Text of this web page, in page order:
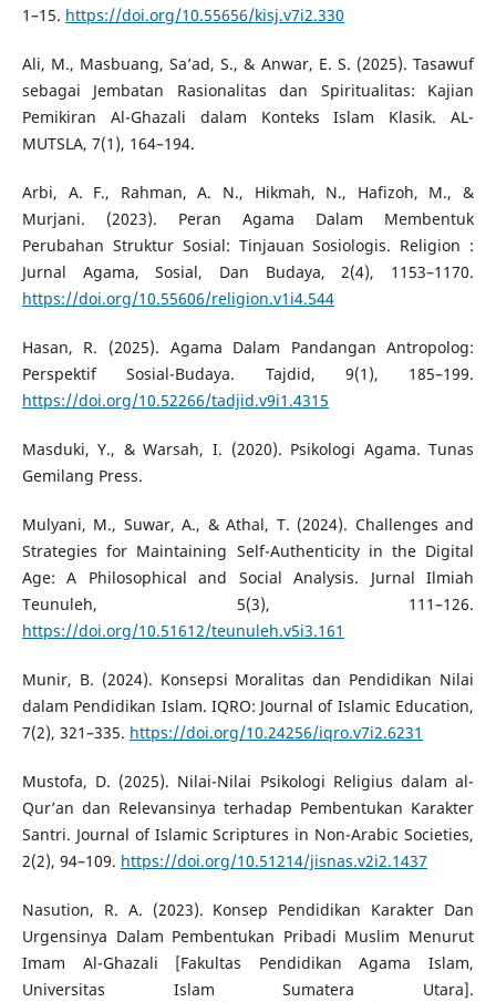
1–15. https://doi.org/10.55656/kisj.v7i2.330
Ali, M., Masbuang, Sa’ad, S., & Anwar, E. S. (2025). Tasawuf
sebagai Jembatan Rasionalitas dan Spiritualitas: Kajian
Pemikiran Al-Ghazali dalam Konteks Islam Klasik. AL-
MUTSLA, 7(1), 164–194.
Arbi, A. F., Rahman, A. N., Hikmah, N., Hafizoh, M., &
Murjani. (2023). Peran Agama Dalam Membentuk
Perubahan Struktur Sosial: Tinjauan Sosiologis. Religion :
Jurnal Agama, Sosial, Dan Budaya, 2(4), 1153–1170.
https://doi.org/10.55606/religion.v1i4.544
Hasan, R. (2025). Agama Dalam Pandangan Antropolog:
Perspektif Sosial-Budaya. Tajdid, 9(1), 185–199.
https://doi.org/10.52266/tadjid.v9i1.4315
Masduki, Y., & Warsah, I. (2020). Psikologi Agama. Tunas
Gemilang Press.
Mulyani, M., Suwar, A., & Athal, T. (2024). Challenges and
Strategies for Maintaining Self-Authenticity in the Digital
Age: A Philosophical and Social Analysis. Jurnal Ilmiah
Teunuleh, 5(3), 111–126.
https://doi.org/10.51612/teunuleh.v5i3.161
Munir, B. (2024). Konsepsi Moralitas dan Pendidikan Nilai
dalam Pendidikan Islam. IQRO: Journal of Islamic Education,
7(2), 321–335. https://doi.org/10.24256/iqro.v7i2.6231
Mustofa, D. (2025). Nilai-Nilai Psikologi Religius dalam al-
Qur’an dan Relevansinya terhadap Pembentukan Karakter
Santri. Journal of Islamic Scriptures in Non-Arabic Societies,
2(2), 94–109. https://doi.org/10.51214/jisnas.v2i2.1437
Nasution, R. A. (2023). Konsep Pendidikan Karakter Dan
Urgensinya Dalam Pembentukan Pribadi Muslim Menurut
Imam Al-Ghazali [Fakultas Pendidikan Agama Islam,
Universitas Islam Sumatera Utara].